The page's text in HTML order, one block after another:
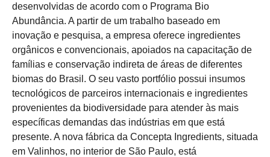
desenvolvidas de acordo com o Programa Bio
Abundância. A partir de um trabalho baseado em
inovação e pesquisa, a empresa oferece ingredientes
orgânicos e convencionais, apoiados na capacitação de
famílias e conservação indireta de áreas de diferentes
biomas do Brasil. O seu vasto portfólio possui insumos
tecnológicos de parceiros internacionais e ingredientes
provenientes da biodiversidade para atender às mais
específicas demandas das indústrias em que está
presente. A nova fábrica da Concepta Ingredients, situada
em Valinhos, no interior de São Paulo, está